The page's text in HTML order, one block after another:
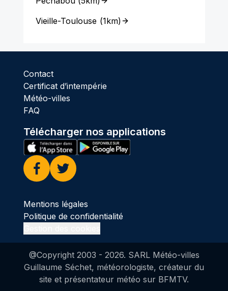
Vieille-Toulouse (1km)
Contact
Certificat d’intempérie
Météo-villes
FAQ
Télécharger nos applications
Facebook
Twitter
Mentions légales
Politique de confidentialité
@Copyright 2003 - 2026. SARL Météo-villes
Guillaume Séchet, météorologiste, créateur du
site et présentateur météo sur BFMTV.